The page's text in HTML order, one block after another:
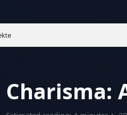
Charisma: